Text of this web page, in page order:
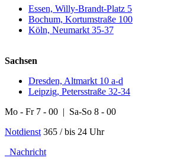
Essen, Willy-Brandt-Platz 5
Bochum, Kortumstraße 100
Köln, Neumarkt 35-37
Sachsen
Dresden, Altmarkt 10 a-d
Leipzig, Petersstraße 32-34
Mo - Fr 7 - 00 | Sa-So 8 - 00
Notdienst 365 / bis 24 Uhr
Nachricht